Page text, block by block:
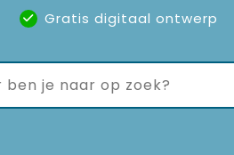
Gratis digitaal ontwerp